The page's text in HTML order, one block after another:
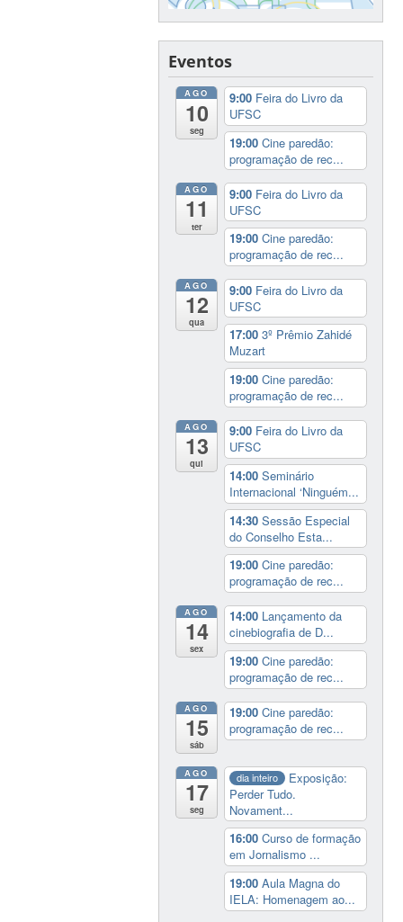
Eventos
AGO
10
seg
9:00 Feira do Livro da
UFSC
19:00Cine paredão:
programação de rec...
AGO
11
ter
9:00 Feira do Livro da
UFSC
19:00Cine paredão:
programação de rec...
AGO
12
qua
9:00 Feira do Livro da
UFSC
17:003º Prêmio Zahidé
Muzart
19:00Cine paredão:
programação de rec...
AGO
13
qui
9:00 Feira do Livro da
UFSC
14:00Seminário
Internacional ‘Ninguém...
14:30Sessão Especial
do Conselho Esta...
19:00Cine paredão:
programação de rec...
AGO
14
sex
14:00 Lançamento da
cinebiografia de D...
19:00Cine paredão:
programação de rec...
AGO
15
sáb
19:00Cine paredão:
programação de rec...
AGO
17
seg
dia inteiro
Exposição:
Perder Tudo.
Novament...
16:00Curso de formação
em Jornalismo ...
19:00Aula Magna do
IELA: Homenagem ao...